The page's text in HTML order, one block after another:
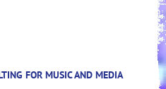
FOR MUSIC AND MEDIA